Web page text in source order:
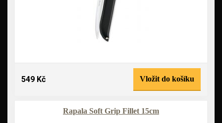
549 Kč Vložit do košíku
Rapala Soft Grip Fillet 15cm